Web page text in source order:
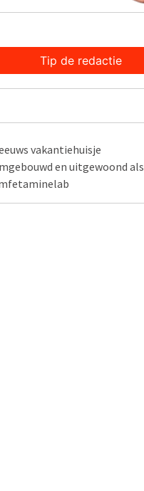
Tip de redactie
vakantiehuisje
en uitgewoond als